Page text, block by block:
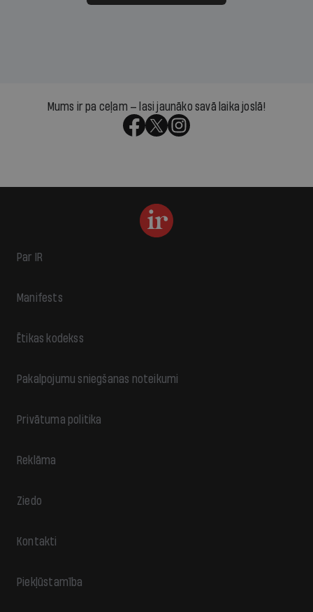
Mums ir pa ceļam — lasi jaunāko savā laika joslā!
Par IR
Manifests
Ētikas kodekss
Pakalpojumu sniegšanas noteikumi
Privātuma politika
Reklāma
Ziedo
Kontakti
Piekļūstamība